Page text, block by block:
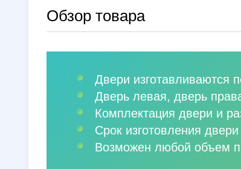
Обзор товара
Двери изготавливаются
Дверь левая, дверь
Комплектация двери и
Срок изготовления
Возможен любой объем